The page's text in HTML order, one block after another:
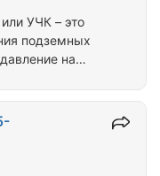
УЧК – это
подземных
на
литейный – в
графита,
в
имеет